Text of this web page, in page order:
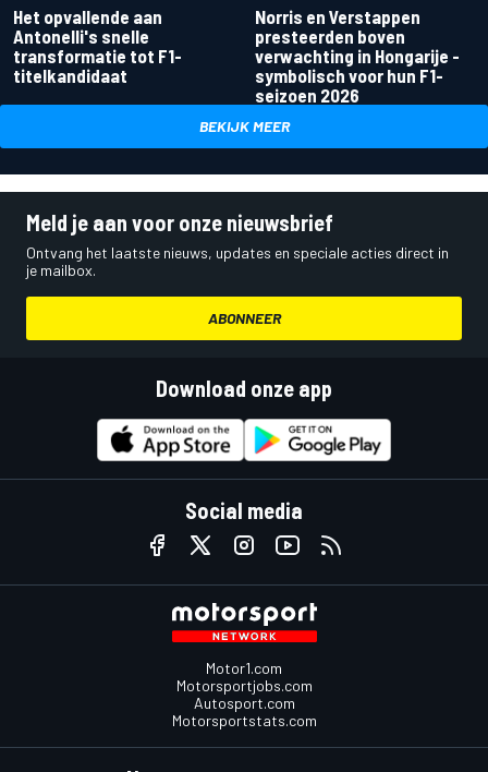
Het opvallende aan
Antonelli's snelle
transformatie tot F1-
titelkandidaat
Norris en Verstappen
presteerden boven
verwachting in Hongarije -
symbolisch voor hun F1-
seizoen 2026
BEKIJK MEER
Meld je aan voor onze nieuwsbrief
Ontvang het laatste nieuws, updates en speciale acties direct in
je mailbox.
ABONNEER
Download onze app
Social media
Motor1.com
Motorsportjobs.com
Autosport.com
Motorsportstats.com